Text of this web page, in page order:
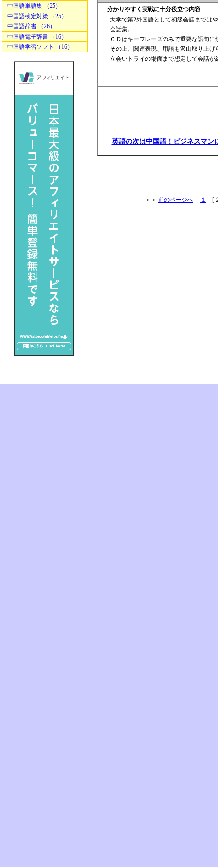
中国語単語集 （25）
中国語検定対策 （25）
中国語辞書 （26）
中国語電子辞書 （16）
中国語学習ソフト （16）
分かりやすく実戦に十分役立つ内容
大学で第2外国語として初級会話までは
会話集。
ＣＤはキーフレーズのみで重要な語句
その上、関連表現、用語も沢山取り上
立会いトライの場面まで想定して会話
英語の次は中国語！ビジネスマン
＜＜ 前のページへ １ [